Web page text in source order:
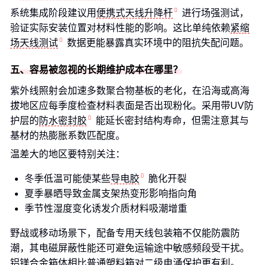
系统集成阶段建议用便携式天线升降杆
进行场强测试，
验证实际安装位置对材料性能的影响。这比单纯依赖紧缩
场天线测试
数据更能暴露真实环境中的阻抗失配问题。
五、容易被忽视的长期维护成本在哪里？
紫外线照射会加速多数聚合物基板的老化，在沿海或高海
拔地区应每季度检查材料表面是否出现粉化。采用带UV防
护层的 防水密封胶
能延长密封结构寿命，但需注意其与
基材的热膨胀系数匹配度。
温差大的地区要特别关注：
冬季低温可能使某些导电胶
脆化开裂
夏季暴晒导致金属支架热变形影响指向角
季节性湿度变化诱发介质材料吸潮增重
野战或移动场景下，配备专用天线包装箱不仅能防震防
潮，其电磁屏蔽性能还可避免运输途中敏感频段受干扰。
铝镁合金箱体相比普通塑料箱对二级电涌保护更有利。